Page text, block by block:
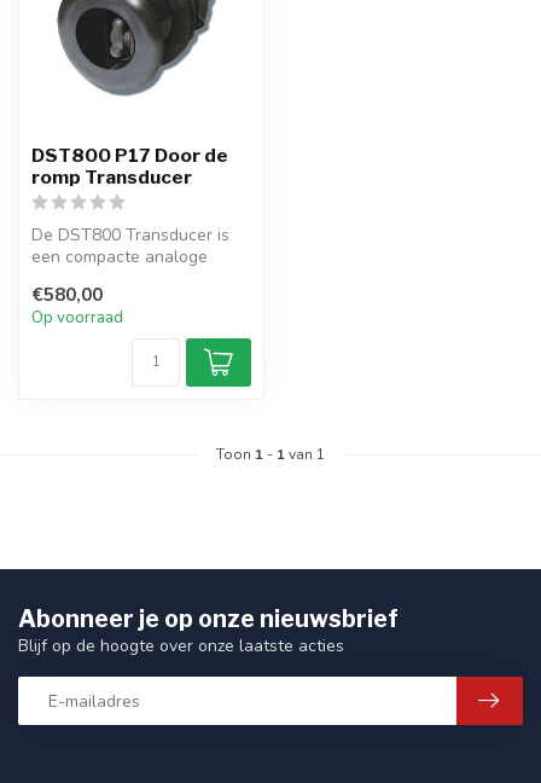
DST800 P17 Door de
romp Transducer
De DST800 Transducer is
een compacte analoge
diepte, s...
€580,00
Op voorraad
Toon 1 - 1van 1
Abonneer je op onze nieuwsbrief
Blijf op de hoogte over onze laatste acties